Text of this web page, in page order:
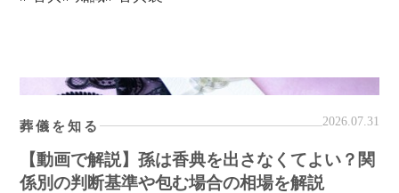
葬儀を知る 2026.07.31
【動画で解説】孫は香典を出さなくてよい？関
係別の判断基準や包む場合の相場を解説